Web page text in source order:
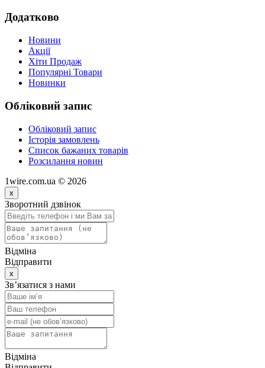
Додатково
Новини
Акції
Хіти Продаж
Популярні Товари
Новинки
Обліковий запис
Обліковий запис
Історія замовлень
Список бажаних товарів
Розсилання новин
1wire.com.ua © 2026
x
Зворотний дзвінок
Відміна
Відправити
x
Зв’язатися з нами
Відміна